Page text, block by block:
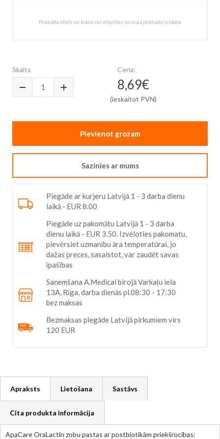
Skaits Cena:
8,69€
(ieskaitot PVN)
Pievienot grozam
Sazinies ar mums
Piegāde ar kurjeru Latvijā 1 - 3 darba dienu
laikā - EUR 8.00
Piegāde uz pakomātu Latvijā 1 - 3 darba
dienu laikā - EUR 3.50. Izvēloties pakomatu,
pievērsiet uzmanību āra temperatūrai, jo
dažas preces, sasalstot, var zaudēt savas
īpašības
Saņemšana A.Medical birojā Varkaļu iela
13A, Rīga, darba dienās pl.08:30 - 17:30
bez maksas
Bezmaksas piegāde Latvijā pirkumiem virs
120 EUR
Produkta attēls un krāsa var atšķirties no reālā produkta izskata
beginning
Apraksts Lietošana Sastāvs
Cita produkta informācija
ApaCare OraLactin zobu pastas ar postbiotikām priekšrocības: